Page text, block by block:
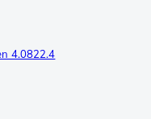
4.0822.4